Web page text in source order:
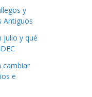
y
Antiguos
julio y qué
cambiar
e